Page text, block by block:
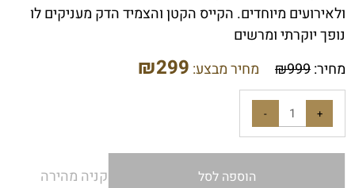
ולאירועים מיוחדים. הקייס הקטן והצמיד הדק מעניקים לו
נופך יוקרתי ומרשים
מחיר:
₪999 מחיר מבצע: ₪299
הוספה לסל קניה מהירה